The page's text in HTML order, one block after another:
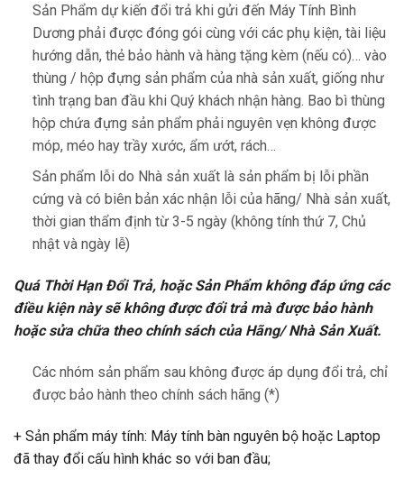
Sản Phẩm dự kiến đổi trả khi gửi đến Máy Tính Bình
Dương phải được đóng gói cùng với các phụ kiện, tài liệu
hướng dẫn, thẻ bảo hành và hàng tặng kèm (nếu có)… vào
thùng / hộp đựng sản phẩm của nhà sản xuất, giống như
tình trạng ban đầu khi Quý khách nhận hàng. Bao bì thùng
hộp chứa đựng sản phẩm phải nguyên vẹn không được
móp, méo hay trầy xước, ẩm ướt, rách…
Sản phẩm lỗi do Nhà sản xuất là sản phẩm bị lỗi phần
cứng và có biên bản xác nhận lỗi của hãng/ Nhà sản xuất,
thời gian thẩm định từ 3-5 ngày (không tính thứ 7, Chủ
nhật và ngày lễ)
Quá Thời Hạn Đổi Trả, hoặc Sản Phẩm không đáp ứng các
điều kiện này sẽ không được đổi trả mà được bảo hành
hoặc sửa chữa theo chính sách của Hãng/ Nhà Sản Xuất.
Các nhóm sản phẩm sau không được áp dụng đổi trả, chỉ
được bảo hành theo chính sách hãng (*)
+ Sản phẩm máy tính: Máy tính bàn nguyên bộ hoặc Laptop
đã thay đổi cấu hình khác so với ban đầu;